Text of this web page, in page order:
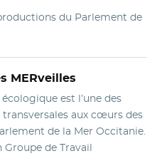
du Parlement de
MERveilles
est l’une des
aux cœurs des
de la Mer Occitanie.
Groupe de Travail